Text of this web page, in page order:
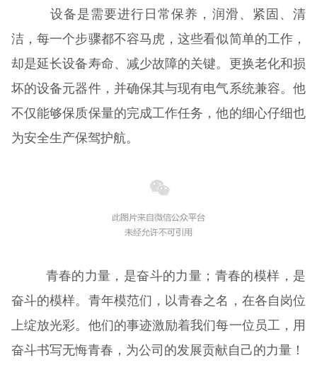
设备是需要进行日常保养，润滑、紧固、清
洁，每一个步骤都不容马虎，这些看似简单的工作，
却是延长设备寿命、减少故障的关键。更换老化和损
坏的设备元器件，并确保其与现有电气系统兼容。他
不仅能够保质保量的完成工作任务，他的细心仔细也
为安全生产保驾护航。
青春的力量，是奋斗的力量；青春的模样，是
奋斗的模样。青年模范们，以青春之名，在各自岗位
上绽放光彩。他们的事迹激励着我们每一位员工，用
奋斗书写无悔青春，为公司的发展贡献自己的力量！